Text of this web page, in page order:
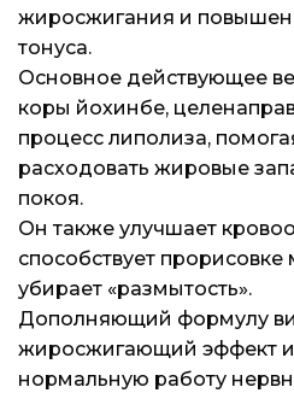
жиросжигания и
тонуса.
Основное действующее
коры йохинбе,
процесс липолиза,
расходовать жировые
покоя.
Он также улучшает
способствует
убирает «размытость».
Дополняющий формулу
жиросжигающий эффект
нормальную работу
Блог
Блог
Блог